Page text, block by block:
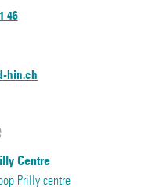
46
hin.ch
Centre
Prilly centre